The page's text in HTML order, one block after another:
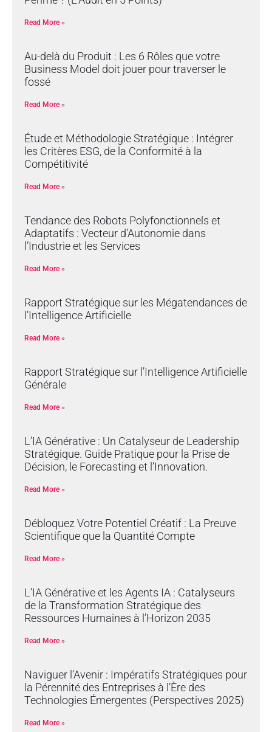
Read More »
Au-delà du Produit : Les 6 Rôles que votre
Business Model doit jouer pour traverser le
fossé
Read More »
Étude et Méthodologie Stratégique : Intégrer
les Critères ESG, de la Conformité à la
Compétitivité
Read More »
Tendance des Robots Polyfonctionnels et
Adaptatifs : Vecteur d’Autonomie dans
l’Industrie et les Services
Read More »
Rapport Stratégique sur les Mégatendances de
l’Intelligence Artificielle
Read More »
Rapport Stratégique sur l’Intelligence Artificielle
Générale
Read More »
L’IA Générative : Un Catalyseur de Leadership
Stratégique. Guide Pratique pour la Prise de
Décision, le Forecasting et l’Innovation.
Read More »
Débloquez Votre Potentiel Créatif : La Preuve
Scientifique que la Quantité Compte
Read More »
L’IA Générative et les Agents IA : Catalyseurs
de la Transformation Stratégique des
Ressources Humaines à l’Horizon 2035
Read More »
Naviguer l’Avenir : Impératifs Stratégiques pour
la Pérennité des Entreprises à l’Ère des
Technologies Émergentes (Perspectives 2025)
Read More »